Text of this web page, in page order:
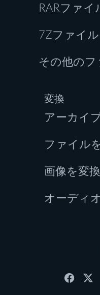
RARファイ
7Zファイ
その他のフ
変換
アーカイ
ファイル
画像を変
オーディ